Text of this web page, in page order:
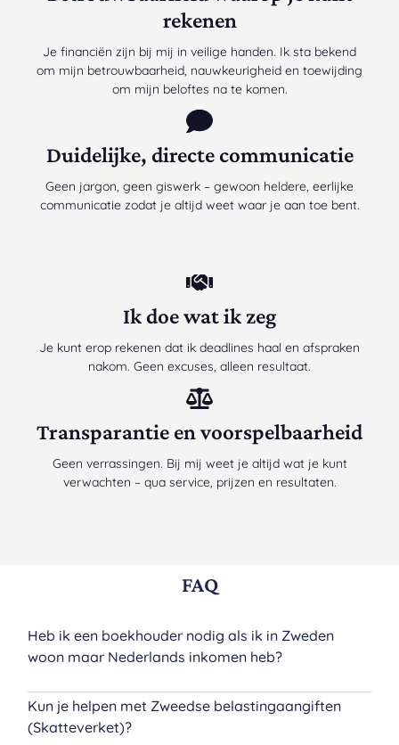
rekenen
Je financiën zijn bij mij in veilige handen. Ik sta bekend
om mijn betrouwbaarheid, nauwkeurigheid en toewijding
om mijn beloftes na te komen.
Duidelijke, directe communicatie
Geen jargon, geen giswerk – gewoon heldere, eerlijke
communicatie zodat je altijd weet waar je aan toe bent.
Ik doe wat ik zeg
Je kunt erop rekenen dat ik deadlines haal en afspraken
nakom. Geen excuses, alleen resultaat.
Transparantie en voorspelbaarheid
Geen verrassingen. Bij mij weet je altijd wat je kunt
verwachten – qua service, prijzen en resultaten.
FAQ
Heb ik een boekhouder nodig als ik in Zweden
woon maar Nederlands inkomen heb?
Kun je helpen met Zweedse belastingaangiften
(Skatteverket)?